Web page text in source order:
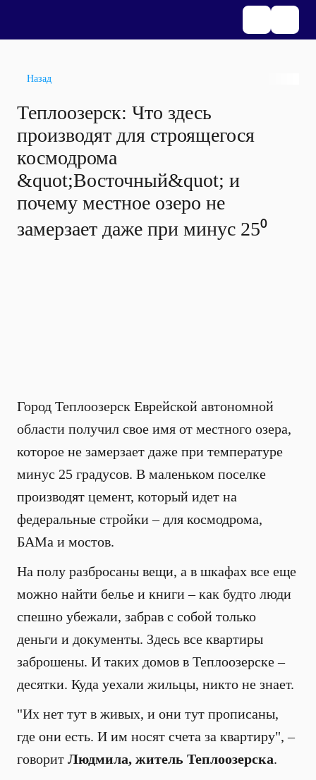
Назад
Теплоозерск: Что здесь
производят для строящегося
космодрома
&quot;Восточный&quot; и
почему местное озеро не
замерзает даже при минус 25⁰
Город Теплоозерск Еврейской автономной
области получил свое имя от местного озера,
которое не замерзает даже при температуре
минус 25 градусов. В маленьком поселке
производят цемент, который идет на
федеральные стройки – для космодрома,
БАМа и мостов.
На полу разбросаны вещи, а в шкафах все еще
можно найти белье и книги – как будто люди
спешно убежали, забрав с собой только
деньги и документы. Здесь все квартиры
заброшены. И таких домов в Теплоозерске –
десятки. Куда уехали жильцы, никто не знает.
"Их нет тут в живых, и они тут прописаны,
где они есть. И им носят счета за квартиру", –
говорит Людмила, житель Теплоозерска.